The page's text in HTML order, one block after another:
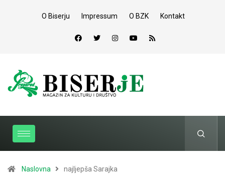
O Biserju Impressum O BZK Kontakt
Naslovna najljepša Sarajka